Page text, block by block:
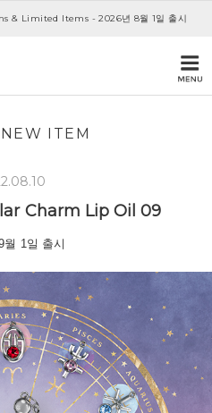
& Limited Items - 2026년 8월 1일 출시
NEW ITEM
Charm Lip Oil 09
월 1일 출시